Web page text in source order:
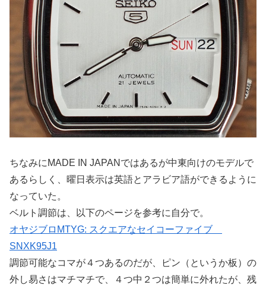
ちなみにMADE IN JAPANではあるが中東向けのモデルで
あるらしく、曜日表示は英語とアラビア語ができるように
なっていた。
ベルト調節は、以下のページを参考に自分で。
オヤジブロMTYG: スクエアなセイコーファイブ
SNXK95J1
調節可能なコマが４つあるのだが、ピン（というか板）の
外し易さはマチマチで、４つ中２つは簡単に外れたが、残